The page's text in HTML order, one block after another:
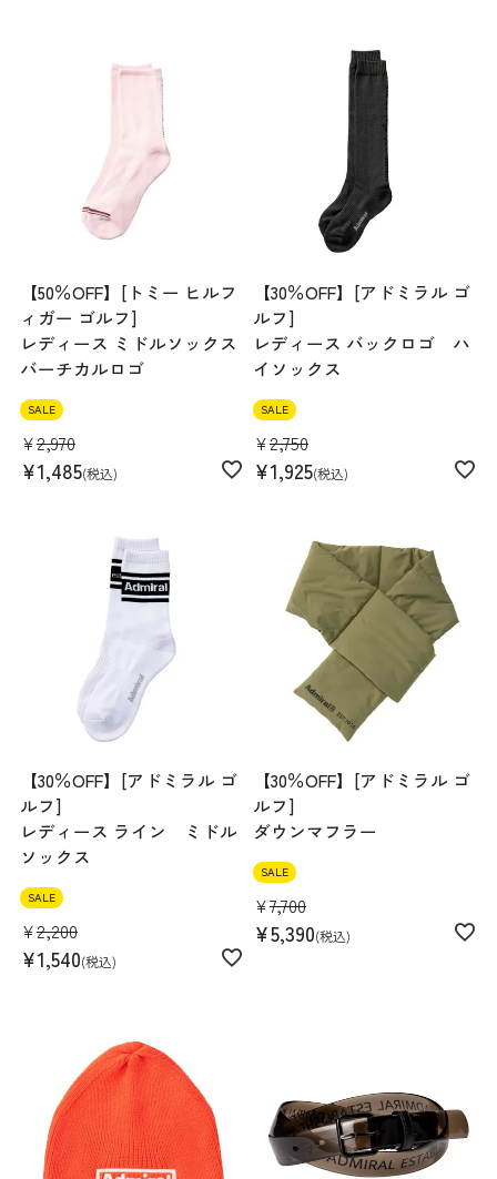
【50％OFF】[トミー ヒルフ
ィガー ゴルフ]
レディース ミドルソックス
バーチカルロゴ
SALE
¥2,970
¥1,485 税込
【30％OFF】[アドミラル ゴ
ルフ]
レディース バックロゴ ハ
イソックス
SALE
¥2,750
¥1,925 税込
【30％OFF】[アドミラル ゴ
ルフ]
レディース ライン ミドル
ソックス
SALE
¥2,200
¥1,540 税込
【30％OFF】[アドミラル ゴ
ルフ]
ダウンマフラー
SALE
¥7,700
¥5,390 税込